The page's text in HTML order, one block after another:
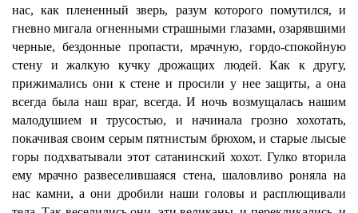
нас, как плененный зверь, разум которого помутился, и
гневно мигала огненными страшными глазами, озарявшими
черные, бездонные пропасти, мрачную, гордо-спокойную
стену и жалкую кучку дрожащих людей. Как к другу,
прижимались они к стене и просили у нее защиты, а она
всегда была наш враг, всегда. И ночь возмущалась нашим
малодушием и трусостью, и начинала грозно хохотать,
покачивая своим серым пятнистым брюхом, и старые лысые
горы подхватывали этот сатанинский хохот. Гулко вторила
ему мрачно развеселившаяся стена, шаловливо роняла на
нас камни, а они дробили наши головы и расплющивали